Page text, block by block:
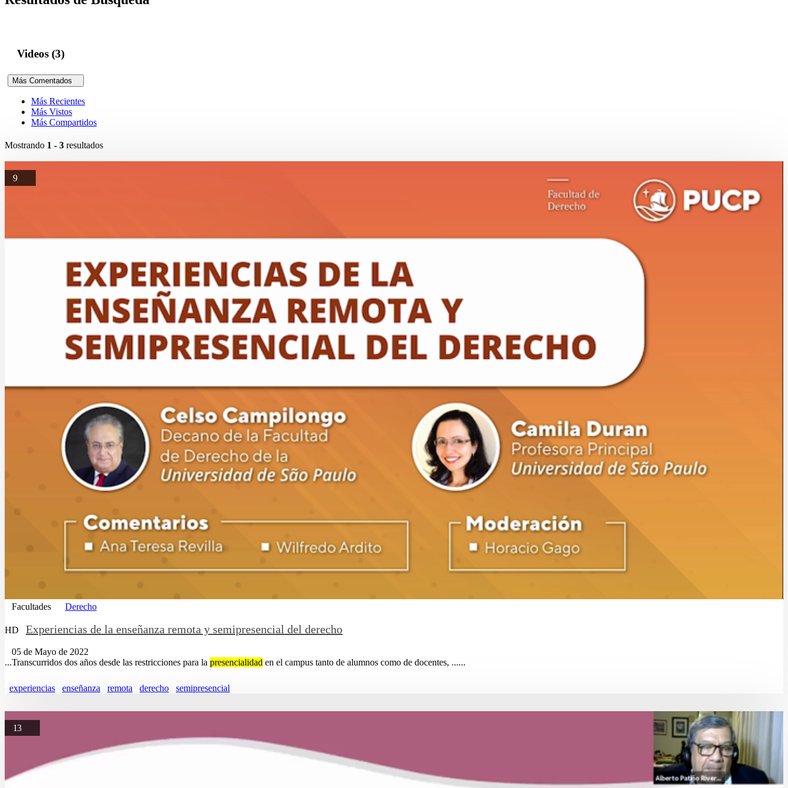
Videos (3)
Más Comentados
Más Recientes
Más Vistos
Más Compartidos
Mostrando 1 - 3 resultados
9
Facultades Derecho
HD Experiencias de la enseñanza remota y semipresencial del derecho
05 de Mayo de 2022
...Transcurridos dos años desde las restricciones para la presencialidad en el campus tanto de alumnos como de docentes, ......
experiencias enseñanza remota derecho semipresencial
13